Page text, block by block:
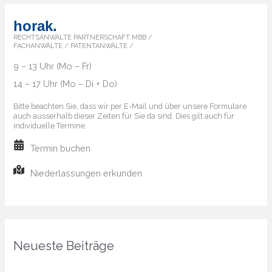
horak.
RECHTSANWÄLTE PARTNERSCHAFT MBB /
FACHANWÄLTE / PATENTANWÄLTE /
9 – 13 Uhr (Mo – Fr)
14 – 17 Uhr (Mo – Di + Do)
Bitte beachten Sie, dass wir per E-Mail und über unsere Formulare
auch ausserhalb dieser Zeiten für Sie da sind. Dies gilt auch für
individuelle Termine.
Termin buchen
Niederlassungen erkunden
Neueste Beiträge